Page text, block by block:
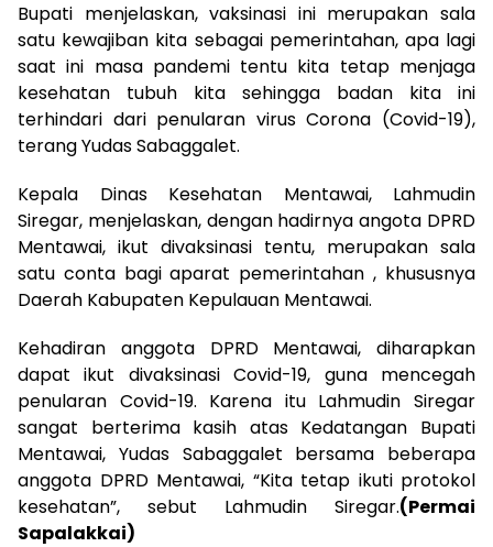
Bupati menjelaskan, vaksinasi ini merupakan sala
satu kewajiban kita sebagai pemerintahan, apa lagi
saat ini masa pandemi tentu kita tetap menjaga
kesehatan tubuh kita sehingga badan kita ini
terhindari dari penularan virus Corona (Covid-19),
terang Yudas Sabaggalet.
Kepala Dinas Kesehatan Mentawai, Lahmudin
Siregar, menjelaskan, dengan hadirnya angota DPRD
Mentawai, ikut divaksinasi tentu, merupakan sala
satu conta bagi aparat pemerintahan , khususnya
Daerah Kabupaten Kepulauan Mentawai.
Kehadiran anggota DPRD Mentawai, diharapkan
dapat ikut divaksinasi Covid-19, guna mencegah
penularan Covid-19. Karena itu Lahmudin Siregar
sangat berterima kasih atas Kedatangan Bupati
Mentawai, Yudas Sabaggalet bersama beberapa
anggota DPRD Mentawai, “Kita tetap ikuti protokol
kesehatan”, sebut Lahmudin Siregar.(Permai
Sapalakkai)